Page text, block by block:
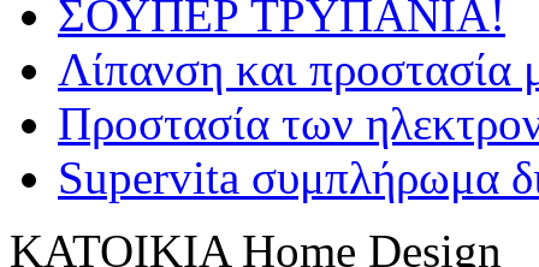
ΣΟΥΠΕΡ ΤΡΥΠΑΝΙΑ!
Λίπανση και προστασία
Προστασία των
Supervita συμπλήρωμα
KATOIKIA Home Design